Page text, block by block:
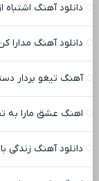
دانلود آهنگ اشتباه
دانلود آهنگ مدارا
آهنگ تیغو بردار
اهنگ عشق مارا به
دانلود آهنگ زندگی